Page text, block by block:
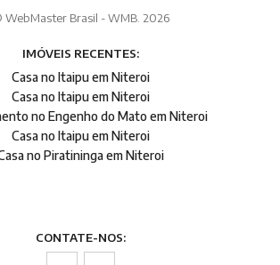
WebMaster Brasil - WMB. 2026
IMÓVEIS RECENTES:
Casa no Itaipu em Niteroi
Casa no Itaipu em Niteroi
no Engenho do Mato em Niteroi
Casa no Itaipu em Niteroi
no Piratininga em Niteroi
CONTATE-NOS: